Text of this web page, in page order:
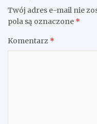
Twój adres e-mail nie
pola są oznaczone *
Komentarz *